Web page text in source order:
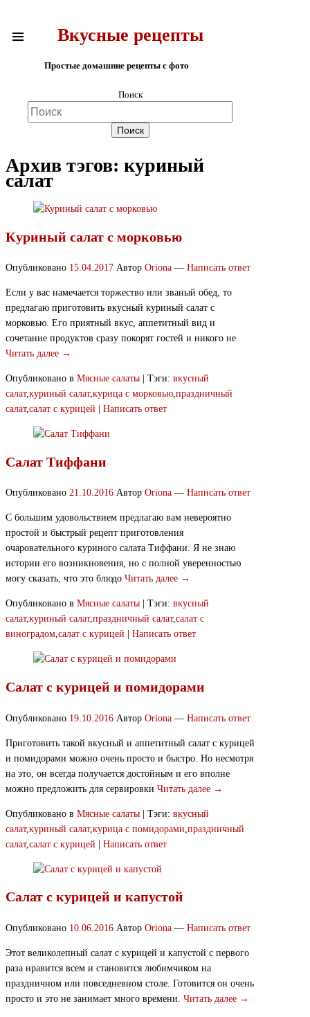
Вкусные рецепты
Простые домашние рецепты с фото
Поиск
Архив тэгов: куриный
салат
Куриный салат с морковью
Опубликовано 15.04.2017 Автор Oriona — Написать ответ
Если у вас намечается торжество или званый обед, то
предлагаю приготовить вкусный куриный салат с
морковью. Его приятный вкус, аппетитный вид и
сочетание продуктов сразу покорят гостей и никого не
Читать далее →
Опубликовано в Мясные салаты Тэги: вкусный
салат,куриный салат,курица с морковью,праздничный
салат,салат с курицей Написать ответ
Салат Тиффани
Опубликовано 21.10.2016 Автор Oriona — Написать ответ
С большим удовольствием предлагаю вам невероятно
простой и быстрый рецепт приготовления
очаровательного куриного салата Тиффани. Я не знаю
истории его возникновения, но с полной уверенностью
могу сказать, что это блюдо Читать далее →
Опубликовано в Мясные салаты Тэги: вкусный
салат,куриный салат,праздничный салат,салат с
виноградом,салат с курицей Написать ответ
Салат с курицей и помидорами
Опубликовано 19.10.2016 Автор Oriona — Написать ответ
Приготовить такой вкусный и аппетитный салат с курицей
и помидорами можно очень просто и быстро. Но несмотря
на это, он всегда получается достойным и его вполне
можно предложить для сервировки Читать далее →
Опубликовано в Мясные салаты | Тэги: вкусный
салат, куриный салат, курица с помидорами праздничный
салат, салат с курицей | Написать ответ
Салат с курицей и капустой
Опубликовано 10.06.2016 Автор Oriona — Написать ответ
Этот великолепный салат с курицей и капустой с первого
раза нравится всем и становится любимчиком на
праздничном или повседневном столе. Готовится он очень
просто и это не занимает много времени. Читать далее →